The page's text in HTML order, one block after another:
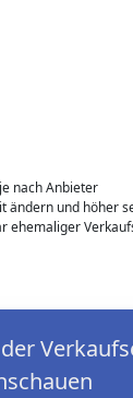
nach Anbieter
ändern und höher
ehemaliger